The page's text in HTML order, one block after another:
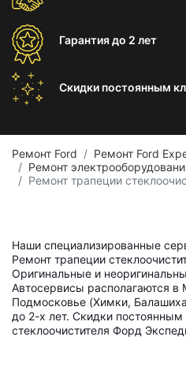
Гарантиядо 2 лет
Скидки постоянным
Ремонт Ford
Ремонт Ford
Ремонт
Ремонт трапеции
Наши специализированные
Ремонт трапеции
Оригинальные и
Автосервисы располагаются
Подмосковье (Химки,
до 2-х лет. Скидки
стеклоочистителя Форд